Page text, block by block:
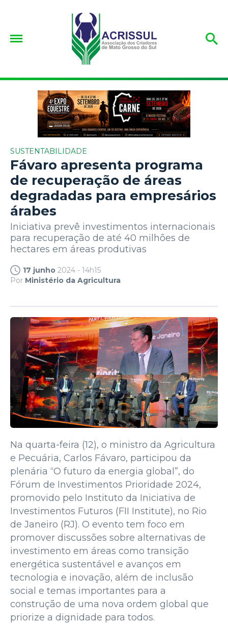
SUSTENTABILIDADE
Fávaro apresenta programa
de recuperação de áreas
degradadas para empresários
árabes
Iniciativa prevê investimentos internacionais
para recuperação de até 40 milhões de
hectares em áreas produtivas
17 junho 2024 - 14h15
Por Ministério da Agricultura
Na quarta-feira (12), o ministro da Agricultura
e Pecuária, Carlos Fávaro, participou da
plenária “O futuro da energia global”, do
Fórum de Investimentos Prioridade 2024,
promovido pelo Instituto da Iniciativa de
Investimentos Futuros (FII Institute), no Rio
de Janeiro (RJ). O evento tem foco em
promover discussões sobre alternativas de
investimento em áreas como transição
energética sustentável e avanços em
tecnologia e inovação, além de inclusão
social e temas importantes para a
construção de uma nova ordem global que
priorize a dignidade para todos.